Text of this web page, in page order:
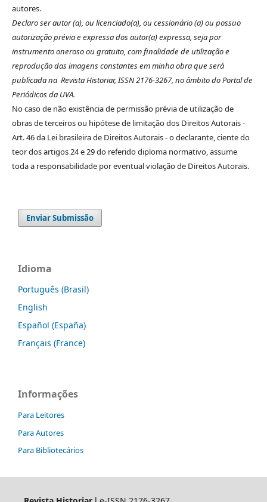
autores.
Declaro ser autor (a), ou licenciado(a), ou cessionário (a) ou possuo
autorização prévia e expressa dos autor(a) expressa, seja por
instrumento oneroso ou gratuito, com finalidade de utilização e
reprodução das imagens constantes em minha obra que será
publicada na Revista Historiar, ISSN 2176-3267, no âmbito do Portal de
Periódicos da UVA.
No caso de não existência de permissão prévia de utilização de
obras de terceiros ou hipótese de limitação dos Direitos Autorais -
Art. 46 da Lei brasileira de Direitos Autorais - o declarante, ciente do
teor dos artigos 24 e 29 do referido diploma normativo, assume
toda a responsabilidade por eventual violação de Direitos Autorais.
Enviar Submissão
Idioma
Português (Brasil)
English
Español (España)
Français (France)
Informações
Para Leitores
Para Autores
Para Bibliotecários